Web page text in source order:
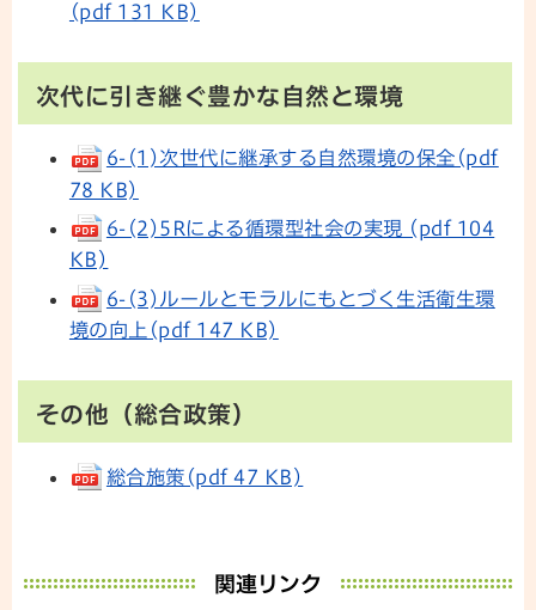
(pdf 131 KB)
次代に引き継ぐ豊かな自然と環境
6-(1)次世代に継承する自然環境の保全(pdf
78 KB)
6-(2)5Rによる循環型社会の実現 (pdf 104
KB)
6-(3)ルールとモラルにもとづく生活衛生環
境の向上(pdf 147 KB)
その他（総合政策）
総合施策(pdf 47 KB)
関連リンク